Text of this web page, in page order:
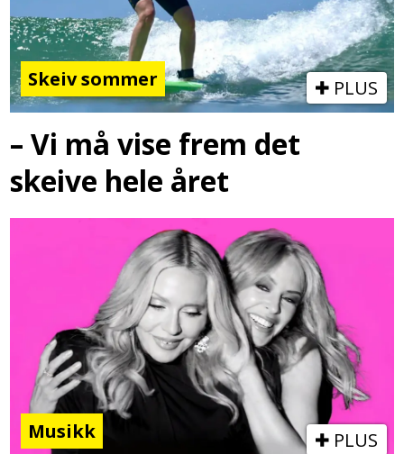
Skeiv sommer PLUS
– Vi må vise frem det
skeive hele året
Musikk PLUS